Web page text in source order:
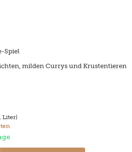
Spiel
milden Currys und Krustentieren
Liter)